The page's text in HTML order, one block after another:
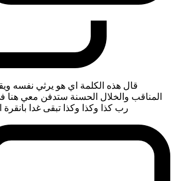
قال هذه الكلمة اي هو يرثي نفسه
المناقب والخلال الحسنة ستدفن معي هنا
رب كذا وكذا وكذا تبقى غدا